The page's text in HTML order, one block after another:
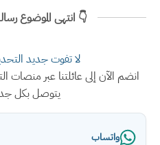
👇 انتهى الموضوع
لا تفوت جديد
انضم الآن إلى عائلتنا عبر
يتوصل بكل
واتساب